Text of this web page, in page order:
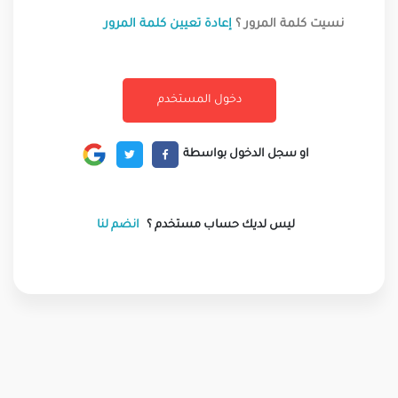
ليس لديك حساب مستخدم ؟ انضم لنا
نسيت كلمة المرور ؟ إعادة تعيين كلمة المرور
او سجل الدخول بواسطة